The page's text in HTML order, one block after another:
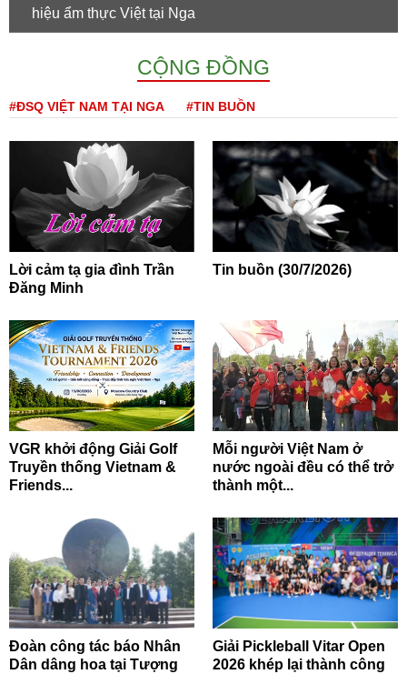
hiệu ẩm thực Việt tại Nga
CỘNG ĐỒNG
#ĐSQ VIỆT NAM TẠI NGA #TIN BUỒN
Lời cảm tạ gia đình Trần
Đăng Minh
Tin buồn (30/7/2026)
VGR khởi động Giải Golf
Truyền thống Vietnam &
Friends...
Mỗi người Việt Nam ở
nước ngoài đều có thể trở
thành một...
Đoàn công tác báo Nhân
Dân dâng hoa tại Tượng
Giải Pickleball Vitar Open
2026 khép lại thành công